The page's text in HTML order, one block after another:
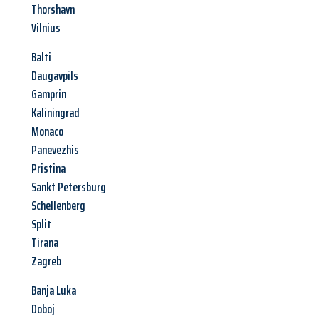
Thorshavn
Vilnius
Balti
Daugavpils
Gamprin
Kaliningrad
Monaco
Panevezhis
Pristina
Sankt Petersburg
Schellenberg
Split
Tirana
Zagreb
Banja Luka
Doboj